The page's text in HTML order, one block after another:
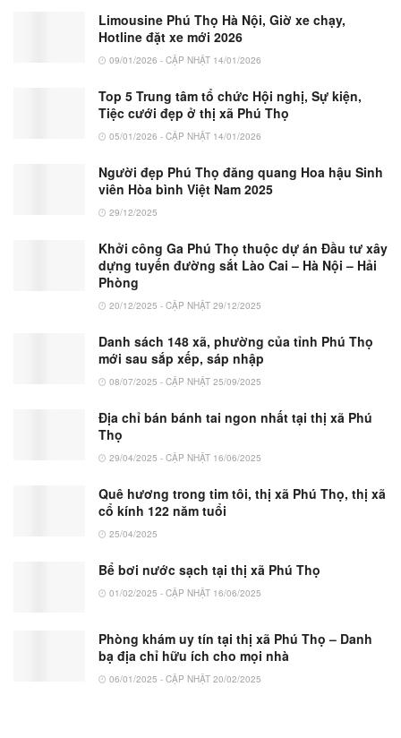
Limousine Phú Thọ Hà Nội, Giờ xe chạy,
Hotline đặt xe mới 2026
09/01/2026 - CẬP NHẬT 14/01/2026
Top 5 Trung tâm tổ chức Hội nghị, Sự kiện,
Tiệc cưới đẹp ở thị xã Phú Thọ
05/01/2026 - CẬP NHẬT 14/01/2026
Người đẹp Phú Thọ đăng quang Hoa hậu Sinh
viên Hòa bình Việt Nam 2025
29/12/2025
Khởi công Ga Phú Thọ thuộc dự án Đầu tư xây
dựng tuyến đường sắt Lào Cai – Hà Nội – Hải
Phòng
20/12/2025 - CẬP NHẬT 29/12/2025
Danh sách 148 xã, phường của tỉnh Phú Thọ
mới sau sắp xếp, sáp nhập
08/07/2025 - CẬP NHẬT 25/09/2025
Địa chỉ bán bánh tai ngon nhất tại thị xã Phú
Thọ
29/04/2025 - CẬP NHẬT 16/06/2025
Quê hương trong tim tôi, thị xã Phú Thọ, thị xã
cổ kính 122 năm tuổi
25/04/2025
Bể bơi nước sạch tại thị xã Phú Thọ
01/02/2025 - CẬP NHẬT 16/06/2025
Phòng khám uy tín tại thị xã Phú Thọ – Danh
bạ địa chỉ hữu ích cho mọi nhà
06/01/2025 - CẬP NHẬT 20/02/2025